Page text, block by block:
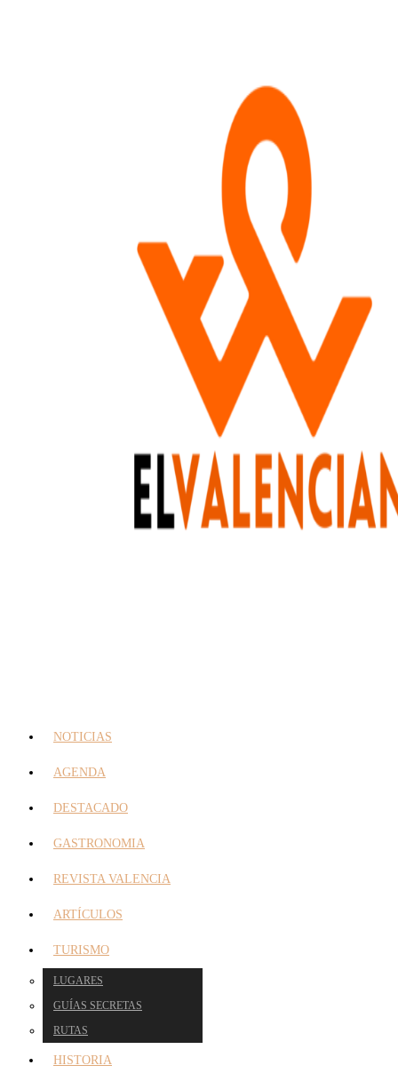
NOTICIAS
AGENDA
DESTACADO
GASTRONOMIA
REVISTA VALENCIA
ARTÍCULOS
TURISMO
LUGARES
GUÍAS SECRETAS
RUTAS
HISTORIA